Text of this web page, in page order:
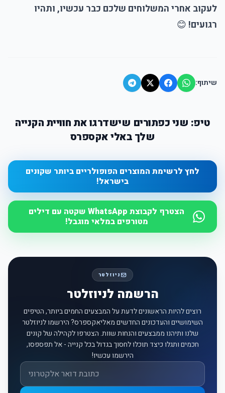
לעקוב אחרי המשלוחים שלכם כבר עכשיו, ותהיו
רגועים! 😊
שיתוף:
טיפ: שני כפתורים שישדרגו את חוויית הקנייה
שלך באלי אקספרס
לחץ לרשימת המוצרים הפופולריים ביותר שקונים
בישראל!
הצטרף לקבוצת WhatsApp שקטה עם דילים
מטורפים במלאי מוגבל!
ניוזלטר
הרשמה לניוזלטר
רוצים להיות הראשונים לדעת על המבצעים החמים ביותר, הטיפים
השימושיים והעדכונים החדשים מאליאקספרס? הירשמו לניוזלטר
שלנו ותיהנו ממבצעים והנחות שוות. הצטרפו לקהילה של קונים
חכמים ותגלו כיצד תוכלו לחסוך בגדול בכל קנייה - אל תפספסו,
הירשמו עכשיו!
אימייל